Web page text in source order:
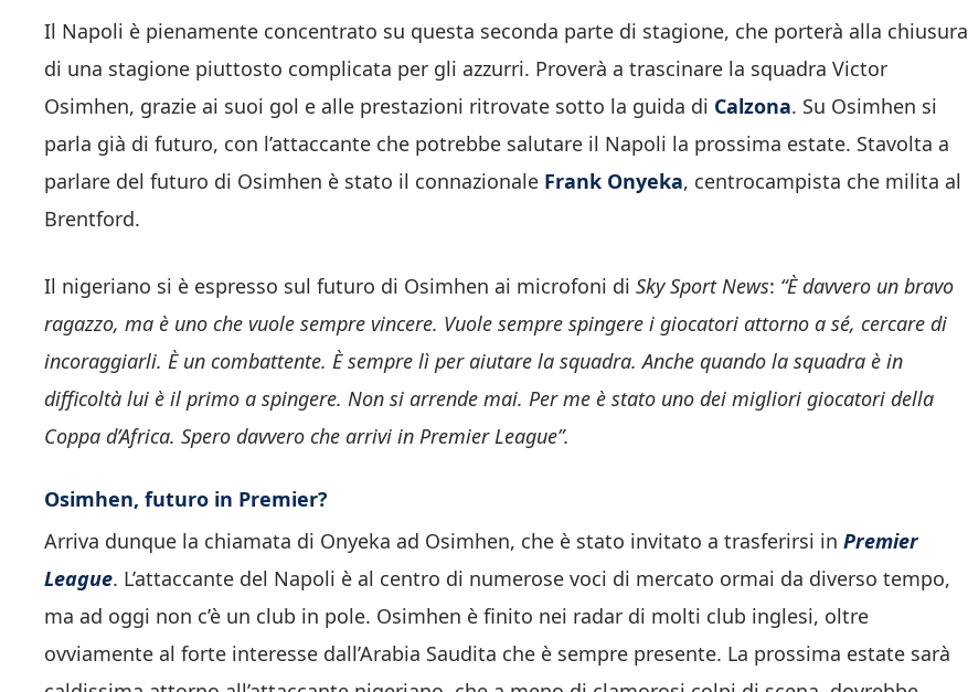
Il Napoli è pienamente concentrato su questa seconda parte di stagione, che porterà alla chiusura
di una stagione piuttosto complicata per gli azzurri. Proverà a trascinare la squadra Victor
Osimhen, grazie ai suoi gol e alle prestazioni ritrovate sotto la guida di Calzona. Su Osimhen si
parla già di futuro, con l’attaccante che potrebbe salutare il Napoli la prossima estate. Stavolta a
parlare del futuro di Osimhen è stato il connazionale Frank Onyeka, centrocampista che milita al
Brentford.
Il nigeriano si è espresso sul futuro di Osimhen ai microfoni di Sky Sport News: “È davvero un bravo
ragazzo, ma è uno che vuole sempre vincere. Vuole sempre spingere i giocatori attorno a sé, cercare di
incoraggiarli. È un combattente. È sempre lì per aiutare la squadra. Anche quando la squadra è in
difficoltà lui è il primo a spingere. Non si arrende mai. Per me è stato uno dei migliori giocatori della
Coppa d’Africa. Spero davvero che arrivi in ​​Premier League”.
Osimhen, futuro in Premier?
Arriva dunque la chiamata di Onyeka ad Osimhen, che è stato invitato a trasferirsi in Premier
League. L’attaccante del Napoli è al centro di numerose voci di mercato ormai da diverso tempo,
ma ad oggi non c’è un club in pole. Osimhen è finito nei radar di molti club inglesi, oltre
ovviamente al forte interesse dall’Arabia Saudita che è sempre presente. La prossima estate sarà